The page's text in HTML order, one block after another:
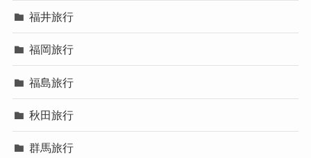
福井旅行
福岡旅行
福島旅行
秋田旅行
群馬旅行